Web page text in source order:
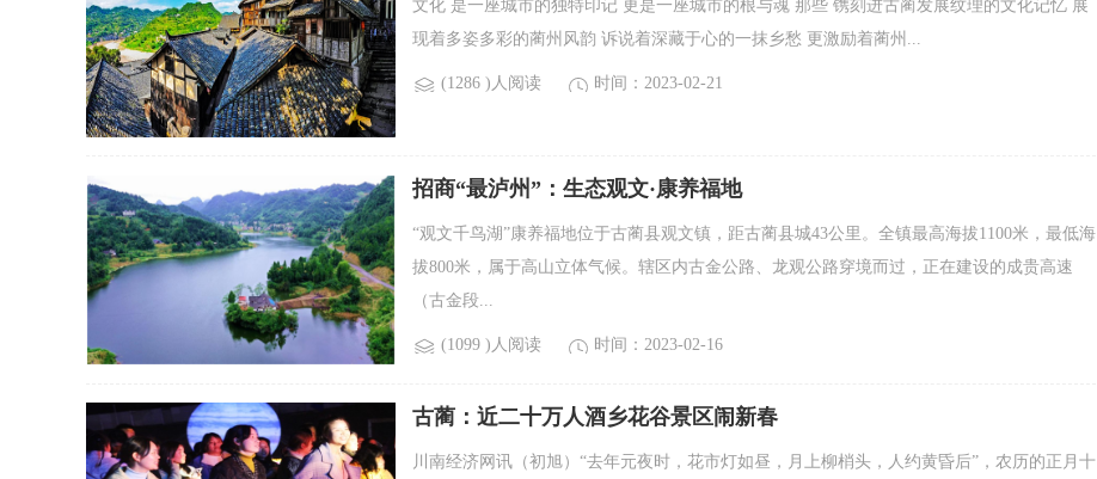
文化 是一座城市的独特印记 更是一座城市的根与魂 那些 镌刻进古蔺发展纹理的文化记忆 展
现着多姿多彩的蔺州风韵 诉说着深藏于心的一抹乡愁 更激励着蔺州...
(1286 )人阅读 时间：2023-02-21
招商“最泸州”：生态观文·康养福地
“观文千鸟湖”康养福地位于古蔺县观文镇，距古蔺县城43公里。全镇最高海拔1100米，最低海
拔800米，属于高山立体气候。辖区内古金公路、龙观公路穿境而过，正在建设的成贵高速
（古金段...
(1099 )人阅读 时间：2023-02-16
古蔺：近二十万人酒乡花谷景区闹新春
川南经济网讯（初旭）“去年元夜时，花市灯如昼，月上柳梢头，人约黄昏后”，农历的正月十